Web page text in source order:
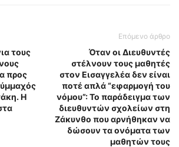
τους
προς
Η
Επόμενο άρθρο
Όταν οι Διευθυντές
στέλνουν τους μαθητές
στον Εισαγγελέα δεν είναι
ποτέ απλά “εφαρμογή του
νόμου”: Το παράδειγμα των
διευθυντών σχολείων στη
Ζάκυνθο που αρνήθηκαν να
δώσουν τα ονόματα των
μαθητών τους